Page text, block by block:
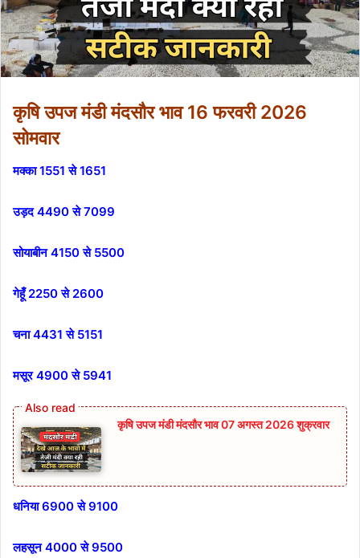
कृषि उपज मंडी मंदसौर भाव 16 फरवरी 2026
सोमवार
मक्का 1551 से 1651
उड़द 4490 से 7099
सोयाबीन 4150 से 5500
गेहूँ 2250 से 2600
चना 4431 से 5151
मसूर 4900 से 5941
कृषि उपज मंडी मंदसौर भाव 07 अगस्त 2026 शुक्रवार
धनिया 6900 से 9100
लहसून 4000 से 9500